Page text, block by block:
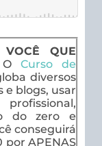
VOCÊ QUE
OCurso de
diversos
e blogs, usar
do zero e
conseguirá
por APENAS